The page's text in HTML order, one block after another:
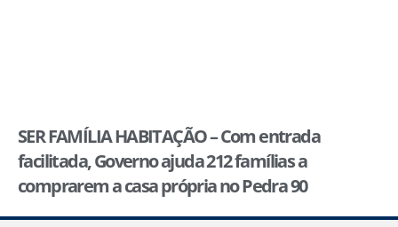
SER FAMÍLIA HABITAÇÃO – Com entrada
facilitada, Governo ajuda 212 famílias a
comprarem a casa própria no Pedra 90